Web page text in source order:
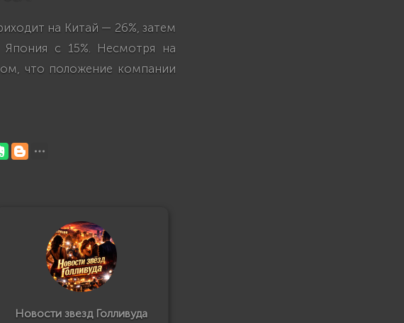
на Китай — 26%, затем
с 15%. Несмотря на
что положение компании
Новости звезд Голливуда